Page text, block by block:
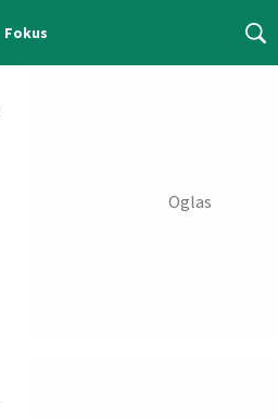
Fokus